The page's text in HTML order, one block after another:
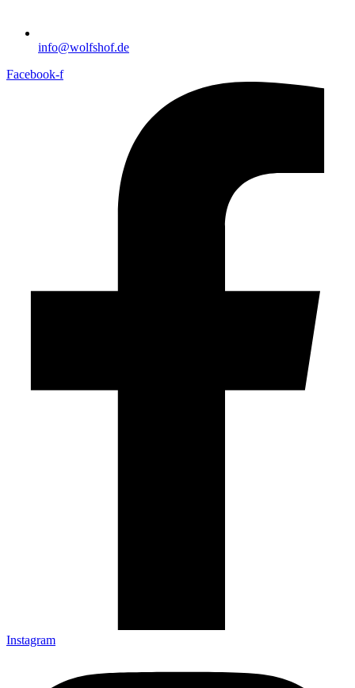
info@wolfshof.de
Facebook-f
Instagram